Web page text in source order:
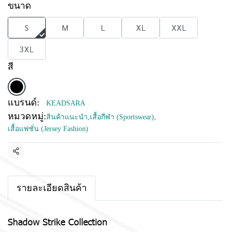
ขนาด
S M L XL
XXL
3XL
สี
แบรนด์: KEADSARA
หมวดหมู่:สินค้าแนะนำ,เสื้อกีฬา (Sportswear),
เสื้อแฟชั่น (Jersey Fashion)
แชร์
รายละเอียดสินค้า
Shadow Strike Collection